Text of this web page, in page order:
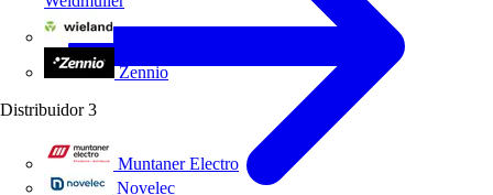
Zennio
Distribuidor 3
Muntaner Electro
Novelec